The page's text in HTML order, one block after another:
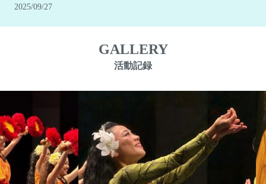
2025/09/27
7.21(月祝)FUN ALOHA 2025 in Yokohamaに出演いたします
出演いたします
2025/04/21
5/6(火)東京夢の島マリーナ ハワイ&タヒチフェスティバルに出
演いたします
GALLERY
活動記録